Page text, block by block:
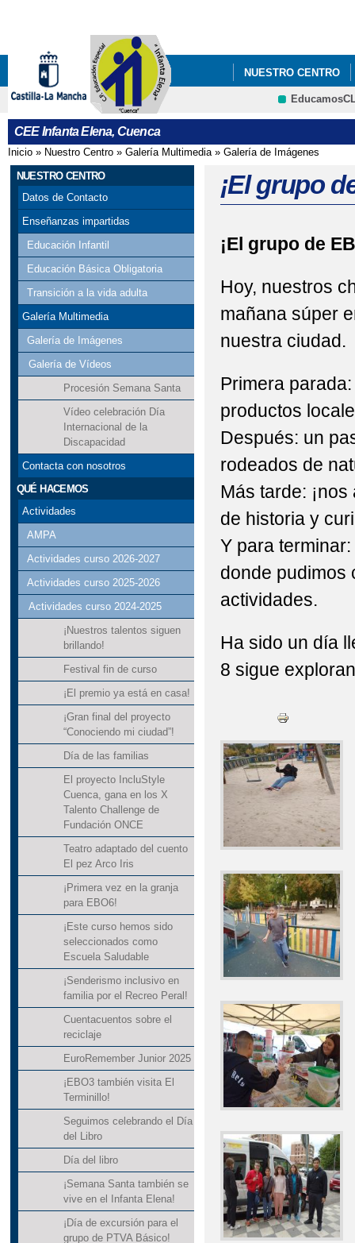
NUESTRO CENTRO
CEE Infanta Elena, Cuenca
Se encuentra usted aquí
Inicio » Nuestro Centro » Galería Multimedia» Galería de Imágenes
NUESTRO CENTRO
Datos de Contacto
Enseñanzas impartidas
Educación Infantil
Educación Básica Obligatoria
Transición a la vida adulta
Galería Multimedia
Galería de Imágenes
Galería de Vídeos
Procesión Semana Santa
Vídeo celebración Día
Internacional de la
Discapacidad
Contacta con nosotros
QUÉ HACEMOS
Actividades
AMPA
Actividades curso 2026-2027
Actividades curso 2025-2026
Actividades curso 2024-2025
¡Nuestros talentos siguen
brillando!
Festival fin de curso
¡El premio ya está en casa!
¡Gran final del proyecto
“Conociendo mi ciudad”!
Día de las familias
El proyecto IncluStyle
Cuenca, gana en los X
Talento Challenge de
Fundación ONCE
Teatro adaptado del cuento
El pez Arco Iris
¡Primera vez en la granja
para EBO6!
¡Este curso hemos sido
seleccionados como
Escuela Saludable
¡Senderismo inclusivo en
familia por el Recreo Peral!
Cuentacuentos sobre el
reciclaje
EuroRemember Junior 2025
¡EBO3 también visita El
Terminillo!
Seguimos celebrando el Día
del Libro
Día del libro
¡Semana Santa también se
vive en el Infanta Elena!
¡Día de excursión para el
grupo de PTVA Básico!
¡El grupo
¡El grupo de
Hoy, nuestros
mañana súper
nuestra ciudad.
Primera
productos
Después: un
rodeados de
Más tarde:
de historia y
Y para
donde pudimos
actividades.
Ha sido un día
8 sigue